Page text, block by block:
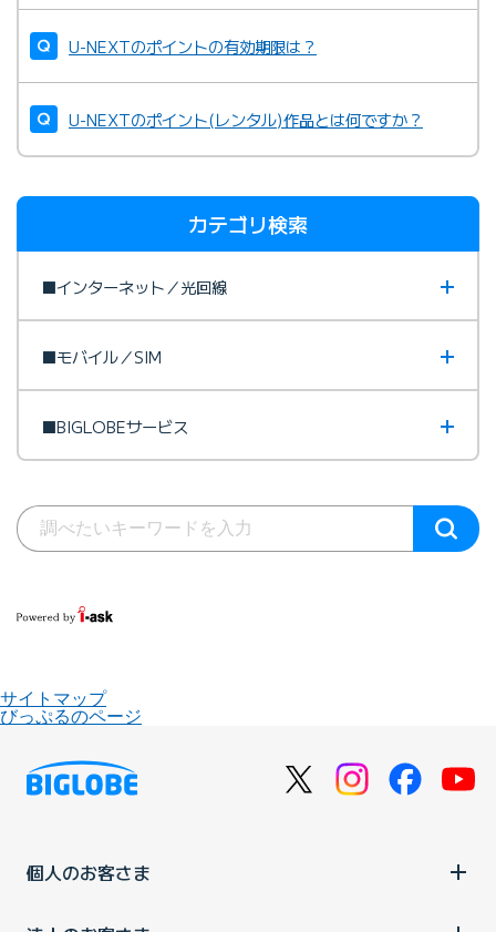
U-NEXTのポイントの有効期限は？
U-NEXTのポイント(レンタル)作品とは何ですか？
カテゴリ検索
■インターネット／光回線
■モバイル／SIM
■BIGLOBEサービス
サイトマップ
びっぷるのページ
個人のお客さま